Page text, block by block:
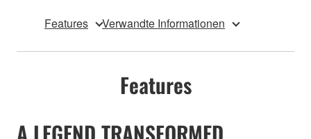
Features Verwandte Informationen
Features